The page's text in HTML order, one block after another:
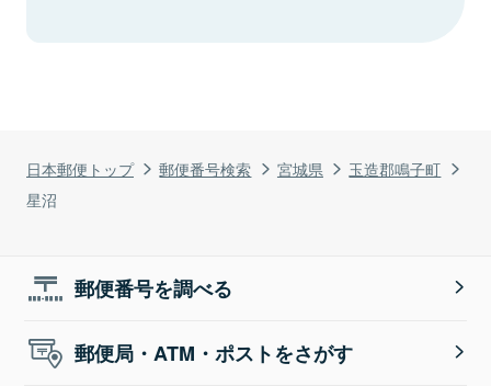
日本郵便トップ 郵便番号検索 宮城県
玉造郡鳴子町
星沼
郵便番号を調べる
郵便局・ATM・ポストをさがす